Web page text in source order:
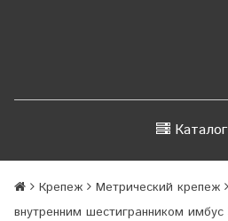
Каталог
Крепеж Метрический крепеж
внутренним шестигранником имбус